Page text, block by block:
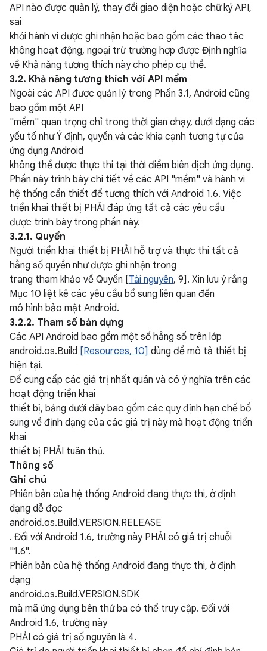
API nào được quản lý, thay đổi giao diện hoặc chữ ký API,
sai
khỏi hành vi được ghi nhận hoặc bao gồm các thao tác
không hoạt động, ngoại trừ trường hợp được Định nghĩa
về Khả năng tương thích này cho phép cụ thể.
3.2. Khả năng tương thích với API mềm
Ngoài các API được quản lý trong Phần 3.1, Android cũng
bao gồm một API
"mềm" quan trọng chỉ trong thời gian chạy, dưới dạng các
yếu tố như Ý định, quyền và các khía cạnh tương tự của
ứng dụng Android
không thể được thực thi tại thời điểm biên dịch ứng dụng.
Phần này trình bày chi tiết về các API "mềm" và hành vi
hệ thống cần thiết để tương thích với Android 1.6. Việc
triển khai thiết bị PHẢI đáp ứng tất cả các yêu cầu
được trình bày trong phần này.
3.2.1. Quyền
Người triển khai thiết bị PHẢI hỗ trợ và thực thi tất cả
hằng số quyền như được ghi nhận trong
trang tham khảo về Quyền [Tài nguyên, 9]. Xin lưu ý rằng
Mục 10 liệt kê các yêu cầu bổ sung liên quan đến
mô hình bảo mật Android.
3.2.2. Tham số bản dựng
Các API Android bao gồm một số hằng số trên lớp
android.os.Build [Resources, 10] dùng để mô tả thiết bị
hiện tại.
Để cung cấp các giá trị nhất quán và có ý nghĩa trên các
hoạt động triển khai
thiết bị, bảng dưới đây bao gồm các quy định hạn chế bổ
sung về định dạng của các giá trị này mà hoạt động triển
khai
thiết bị PHẢI tuân thủ.
Thông số
Ghi chú
Phiên bản của hệ thống Android đang thực thi, ở định
dạng dễ đọc
android.os.Build.VERSION.RELEASE
. Đối với Android 1.6, trường này PHẢI có giá trị chuỗi
"1.6".
Phiên bản của hệ thống Android đang thực thi, ở định
dạng
android.os.Build.VERSION.SDK
mà mã ứng dụng bên thứ ba có thể truy cập. Đối với
Android 1.6, trường này
PHẢI có giá trị số nguyên là 4.